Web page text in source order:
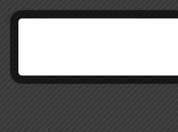
05/08/26 30/07/26